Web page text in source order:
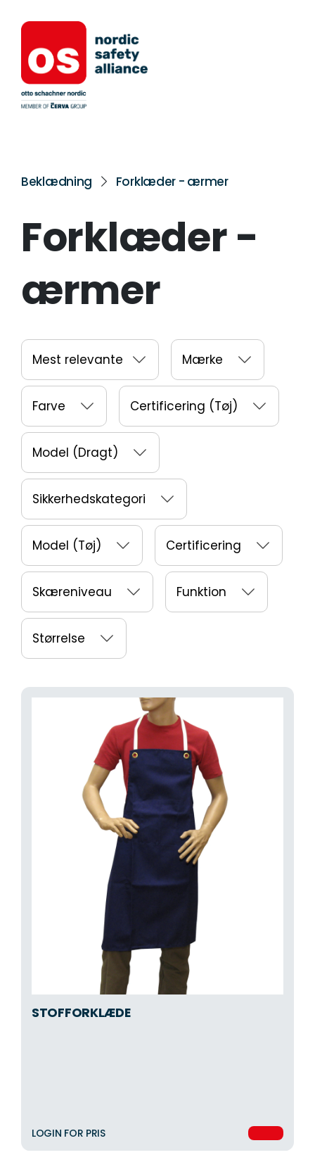
Beklædning Forklæder - ærmer
Forklæder -
ærmer
Mest relevante Mærke
Farve Certificering (Tøj)
Model (Dragt)
Sikkerhedskategori
Model (Tøj) Certificering
Skæreniveau Funktion
Størrelse
STOFFORKLÆDE
LOGIN FOR PRIS